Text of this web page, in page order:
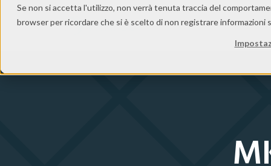
Se non si accetta l'utilizzo, non verrà tenuta traccia del
browser per ricordare che si è scelto di non registrare informazioni